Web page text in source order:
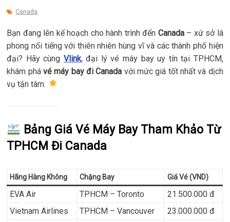
Canada
Bạn đang lên kế hoạch cho hành trình đến Canada– xứ sở lá
phong nổi tiếng với thiên nhiên hùng vĩ và các thành phố hiện
đại? Hãy cùng Vlink, đại lý vé máy bay uy tín tại TPHCM,
khám phávé máy bay đi Canada với mức giá tốt nhất và dịch
vụ tận tâm.
Bảng Giá Vé Máy Bay Tham Khảo Từ
TPHCM Đi Canada
Hãng Hàng Không Chặng Bay Giá Vé (VND)
EVA Air TPHCM – Toronto
21.500.000 đ
Vietnam Airlines
TPHCM – Vancouver
23.000.000 đ